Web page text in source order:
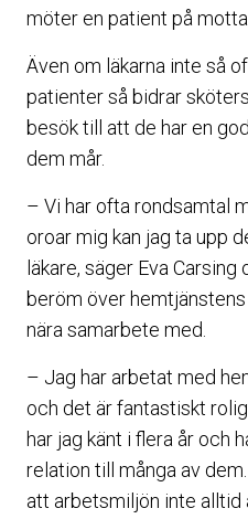
möter en patient på
Även om läkarna inte så
patienter så bidrar
besök till att de har en
dem mår.
– Vi har ofta rondsamtal
oroar mig kan jag ta upp
läkare, säger Eva
beröm över
nära samarbete med.
– Jag har arbetat med
och det är fantastiskt
har jag känt i flera år och
relation till många av
att arbetsmiljön inte alltid